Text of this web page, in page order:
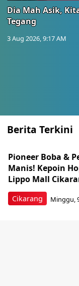
Dia Mah Asik,
Tegang
3 Aug 2026, 9:17 AM
Berita Terkini
Cikarang
Pioneer Boba &
Manis! Kepoin
Lippo Mall
Minggu,